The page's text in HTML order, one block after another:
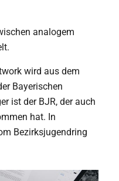
analogem
wird aus dem
Bayerischen
ist der BJR, der auch
hat. In
Bezirksjugendring